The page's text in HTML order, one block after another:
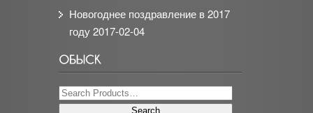
Новогоднее поздравление в 2017
году2017-02-04